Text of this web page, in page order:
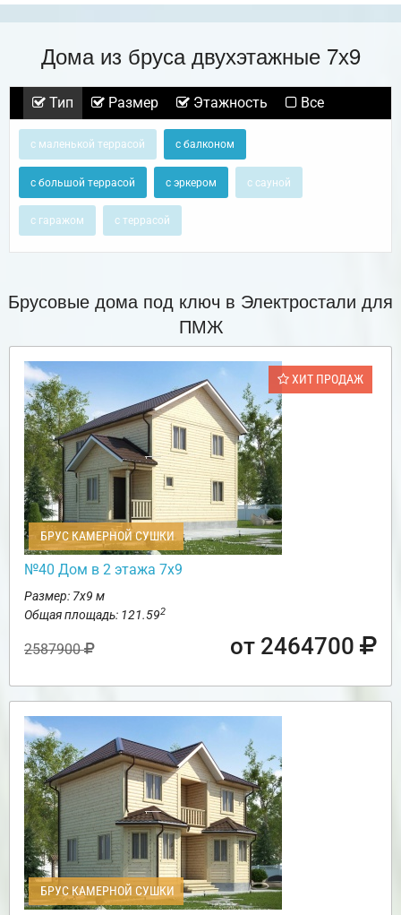
Дома из бруса двухэтажные 7х9
Тип Размер Этажность Все
с маленькой террасой с балконом
с большой террасой с эркером с сауной
с гаражом с террасой
Брусовые дома под ключ в Электростали для
ПМЖ
ХИТ ПРОДАЖ
БРУС КАМЕРНОЙ СУШКИ
№40 Дом в 2 этажа 7х9
Размер: 7х9 м
Общая площадь: 121.592
2587900 от 2464700
БРУС КАМЕРНОЙ СУШКИ